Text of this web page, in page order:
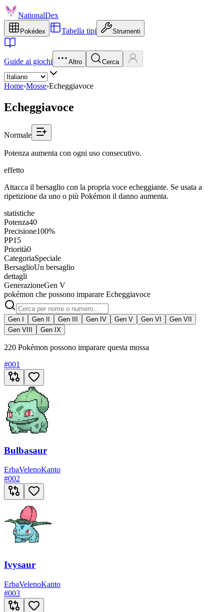
NationalDex
Pokédex Tabella tipi Strumenti
Guide ai giochi Altro Cerca
Home›Mosse›Echeggiavoce
Echeggiavoce
Normale
Potenza aumenta con ogni uso consecutivo.
effetto
Attacca il bersaglio con la propria voce echeggiante. Se usata a
ripetizione da uno o più Pokémon il danno aumenta.
statistiche
Potenza40
Precisione100%
PP15
Priorità0
CategoriaSpeciale
BersaglioUn bersaglio
dettagli
GenerazioneGen V
pokémon che possono imparare Echeggiavoce
Gen I Gen II Gen III Gen IV Gen V Gen VI
Gen VII
Gen VIII
Gen IX
220 Pokémon possono imparare questa mossa
#001
Bulbasaur
ErbaVelenoKanto
#002
Ivysaur
ErbaVelenoKanto
#003